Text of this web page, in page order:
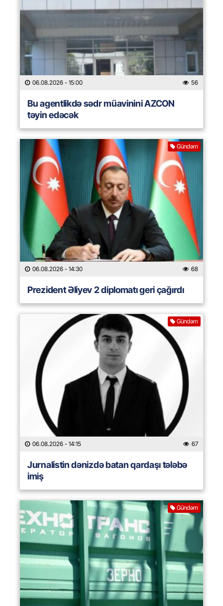
06.08.2026 - 15:00 56
Bu agentlikdə sədr müavinini AZCON
təyin edəcək
Gündəm
06.08.2026 - 14:30 68
Prezident Əliyev 2 diplomatı geri çağırdı
Gündəm
06.08.2026 - 14:15 67
Jurnalistin dənizdə batan qardaşı tələbə
imiş
Gündəm